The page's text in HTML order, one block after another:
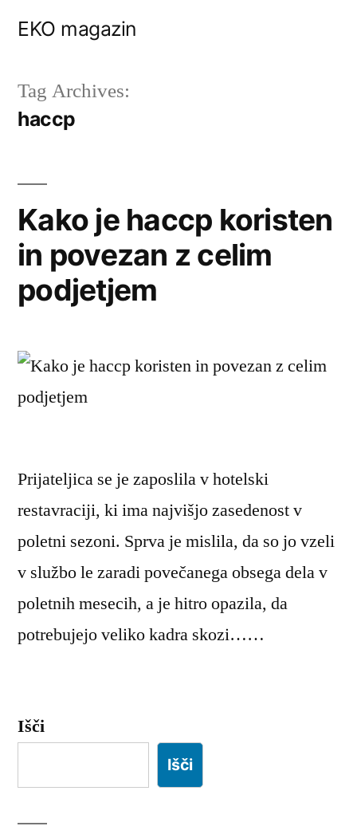
EKO magazin
Tag Archives:
haccp
Kako je haccp koristen
in povezan z celim
podjetjem
Prijateljica se je zaposlila v hotelski
restavraciji, ki ima najvišjo zasedenost v
poletni sezoni. Sprva je mislila, da so jo vzeli
v službo le zaradi povečanega obsega dela v
poletnih mesecih, a je hitro opazila, da
potrebujejo veliko kadra skozi……
Išči
Išči